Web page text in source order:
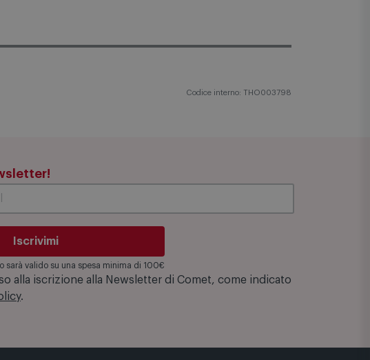
Iscrivimi
sarà valido su una spesa minima di 100€
alla iscrizione alla Newsletter di Comet, come indicato